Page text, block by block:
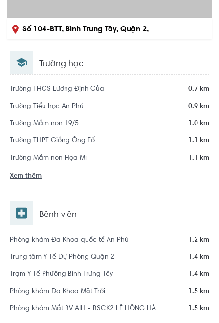
Số 104-BTT, Bình Trưng Tây, Quận 2,
Khu dân cư Diamond Island - Đảo Kim Cương
Trường học
Trường THCS Lương Định Của 0.7 km
Trường Tiểu học An Phú 0.9 km
Trường Mầm non 19/5 1.0 km
Trường THPT Giồng Ông Tố 1.1 km
Trường Mầm non Họa Mi 1.1 km
Xem thêm
Bệnh viện
Phòng khám Đa Khoa quốc tế An Phú 1.2 km
Trung tâm Y Tế Dự Phòng Quận 2 1.4 km
Trạm Y Tế Phường Bình Trưng Tây 1.4 km
Phòng khám Đa Khoa Mặt Trời 1.5 km
Phòng khám Mắt BV AIH - BSCK2 LÊ HỒNG HÀ 1.5 km